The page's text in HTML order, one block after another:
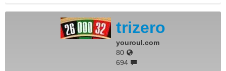
trizero
youroul.com
80
694